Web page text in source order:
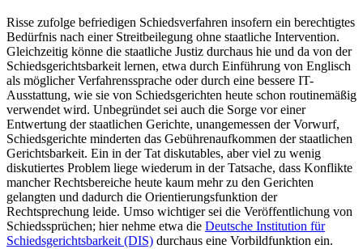
Risse zufolge befriedigen Schiedsverfahren insofern ein berechtigtes
Bedürfnis nach einer Streitbeilegung ohne staatliche Intervention.
Gleichzeitig könne die staatliche Justiz durchaus hie und da von der
Schiedsgerichtsbarkeit lernen, etwa durch Einführung von Englisch
als möglicher Verfahrenssprache oder durch eine bessere IT-
Ausstattung, wie sie von Schiedsgerichten heute schon routinemäßig
verwendet wird. Unbegründet sei auch die Sorge vor einer
Entwertung der staatlichen Gerichte, unangemessen der Vorwurf,
Schiedsgerichte minderten das Gebührenaufkommen der staatlichen
Gerichtsbarkeit. Ein in der Tat diskutables, aber viel zu wenig
diskutiertes Problem liege wiederum in der Tatsache, dass Konflikte
mancher Rechtsbereiche heute kaum mehr zu den Gerichten
gelangten und dadurch die Orientierungsfunktion der
Rechtsprechung leide. Umso wichtiger sei die Veröffentlichung von
Schiedssprüchen; hier nehme etwa die Deutsche Institution für
Schiedsgerichtsbarkeit (DIS) durchaus eine Vorbildfunktion ein.